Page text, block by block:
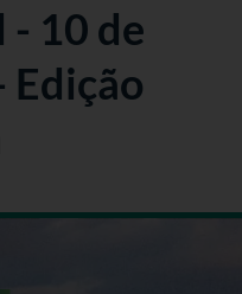
10 de